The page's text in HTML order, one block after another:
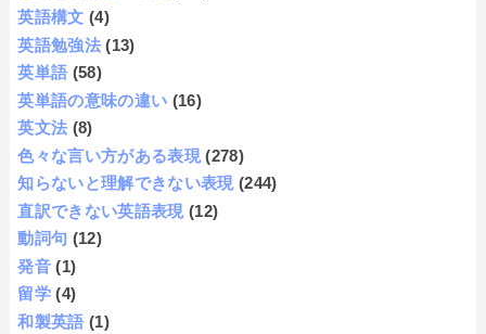
英語構文 (4)
英語勉強法 (13)
英単語 (58)
英単語の意味の違い (16)
英文法 (8)
色々な言い方がある表現 (278)
知らないと理解できない表現 (244)
直訳できない英語表現 (12)
動詞句 (12)
発音 (1)
留学 (4)
和製英語 (1)